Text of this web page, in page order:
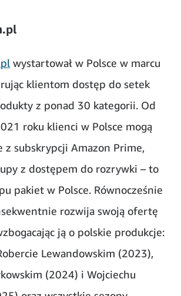
wystartował w Polsce w marcu
klientom dostęp do setek
z ponad 30 kategorii. Od
roku klienci w Polsce mogą
z subskrypcji Amazon Prime,
z dostępem do rozrywki – to
pakiet w Polsce. Równocześnie
rozwija swoją ofertę
ją o polskie produkcje:
Lewandowskim (2023),
(2024) i Wojciechu